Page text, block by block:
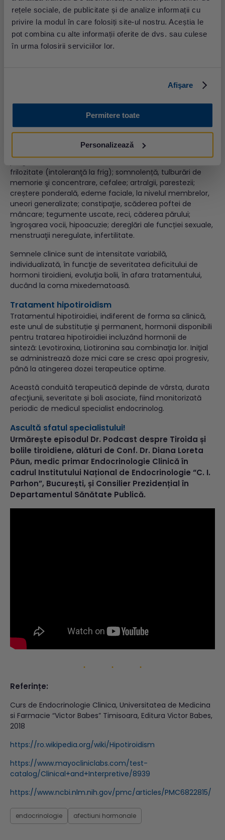
rețele sociale, de publicitate și de analize informații cu
privire la modul în care folosiți site-ul nostru. Aceștia le
pot combina cu alte informații oferite de dvs. sau culese
în urma folosirii serviciilor lor.
Afişare
Permitere toate
Personalizează
prevalență de 2-5% în populația generală. Totodată, un
hipotiroidism primar are o răspândire mare în populaţie,
cu o incidenţă şi o prevalenţă crescută în regiunile cu
deficit în iod.
este hipotiroidia periferică, determinată de afectarea
glandei tiroide, astfel încât, în funcţie de evoluţie,
hipotiroidia recunoaşte:
forma sa clinică (TSH crescutşiT4,T3 scăzute).
Tabloul clinic este caracterizat de: fatigabilitate
progresivă la efort, astenie musculară (oboseală);
frilozitate (intoleranţă la frig); somnolență, tulburări de
memorie şi concentrare, cefalee; artralgii, parestezii;
creștere ponderală, edeme faciale, la nivelul membrelor,
uneori generalizate; constipaţie, scăderea poftei de
mâncare; tegumente uscate, reci, căderea părului;
îngroşarea vocii, hipoacuzie; dereglări ale funcției sexuale,
menstruaţii neregulate, infertilitate.
Semnele clinice sunt de intensitate variabilă,
individualizată, în funcţie de severitatea deficitului de
hormoni tiroidieni, evoluţia bolii, în afara tratamentului,
ducând la coma mixedematoasă.
Tratament hipotiroidism
Tratamentul hipotiroidiei, indiferent de forma sa clinică,
este unul de substituție şi permanent, hormonii disponibili
pentru tratarea hipotiroidiei incluzând hormonii de
sinteză: Levotiroxina, Liotironina sau combinaţia lor. Iniţial
se administrează doze mici care se cresc apoi progresiv,
până la atingerea dozei terapeutice optime.
Această conduită terapeutică depinde de vârsta, durata
afecţiunii, severitate și boli asociate, fiind monitorizată
periodic de medicul specialist endocrinolog.
Ascultă sfatul specialistului!
Urmărește episodul Dr. Podcast despre Tiroida și
bolile tiroidiene, alături de Conf. Dr. Diana Loreta
Păun, medic primar Endocrinologie Clinică în
cadrul Institutului Național de Endocrinologie “C. I.
Parhon”, București, și Consilier Prezidențial în
Departamentul Sănătate Publică.
Referințe:
Curs de Endocrinologie Clinica, Universitatea de Medicina
si Farmacie “Victor Babes” Timisoara, Editura Victor Babes,
2018
https://ro.wikipedia.org/wiki/Hipotiroidism
https://www.mayocliniclabs.com/test-
catalog/Clinical+and+Interpretive/8939
https://www.ncbi.nlm.nih.gov/pmc/articles/PMC6822815/
endocrinologie afectiuni hormonale